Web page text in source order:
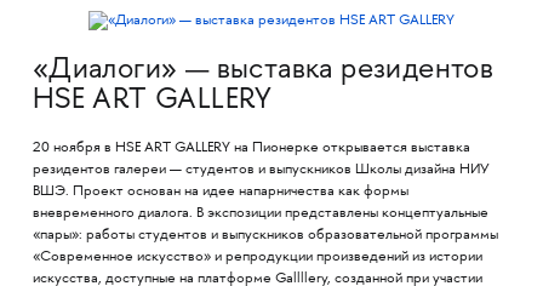
«Диалоги» — выставка резидентов
HSE ART GALLERY
20 ноября в HSE ART GALLERY на Пионерке открывается выставка
резидентов галереи — студентов и выпускников Школы дизайна НИУ
ВШЭ. Проект основан на идее напарничества как формы
вневременного диалога. В экспозиции представлены концептуальные
«пары»: работы студентов и выпускников образовательной программы
«Современное искусство» и репродукции произведений из истории
искусства, доступные на платформе Gallllery, созданной при участии